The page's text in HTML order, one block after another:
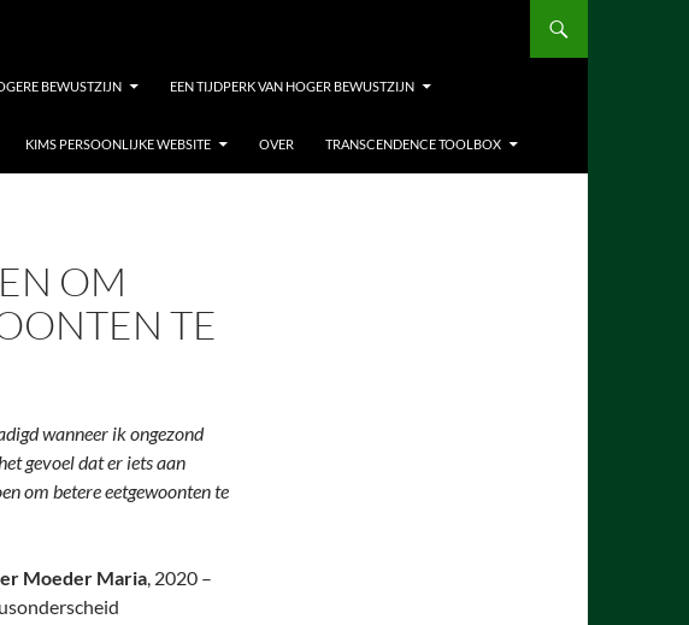
BEWUSTZIJN EEN TIJDPERK VAN HOGER BEWUSTZIJN
KIMS PERSOONLIJKE WEBSITE OVER TRANSCENDENCE TOOLBOX
OM
TE
wanneer ik ongezond
gevoel dat er iets aan
om betere eetgewoonten te
Moeder Maria, 2020 –